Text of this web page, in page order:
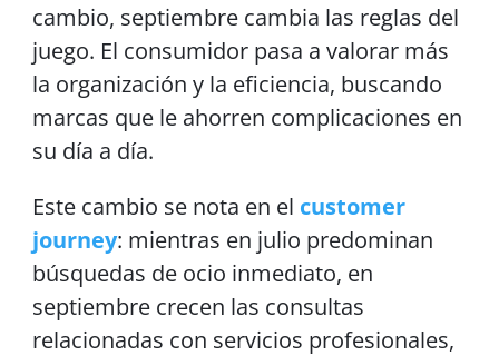
cambio, septiembre cambia las reglas del
juego. El consumidor pasa a valorar más
la organización y la eficiencia, buscando
marcas que le ahorren complicaciones en
su día a día.
Este cambio se nota en el customer
journey: mientras en julio predominan
búsquedas de ocio inmediato, en
septiembre crecen las consultas
relacionadas con servicios profesionales,